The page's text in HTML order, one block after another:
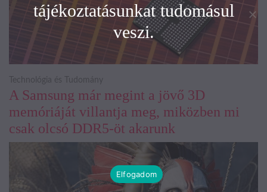
A Samsung már megint a jövő 3D
memóriáját villantja meg, miközben mi
csak olcsó DDR5-öt akarunk
Technológia és Tudomány
tájékoztatásunkat tudomásul
veszi.
Elfogadom